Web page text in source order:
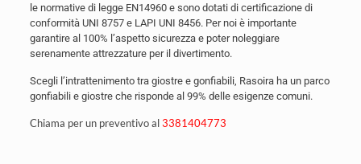
le normative di legge EN14960 e sono dotati di certificazione di
conformità UNI 8757 e LAPI UNI 8456. Per noi è importante
garantire al 100% l’aspetto sicurezza e poter noleggiare
serenamente attrezzature per il divertimento.
Scegli l’intrattenimento tra giostre e gonfiabili, Rasoira ha un parco
gonfiabili e giostre che risponde al 99% delle esigenze comuni.
Chiama per un preventivo al3381404773